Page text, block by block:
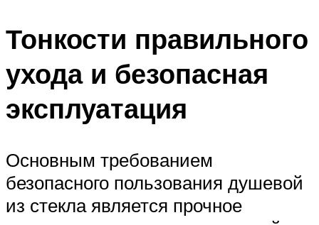
Тонкости правильного
ухода и безопасная
эксплуатация
Основным требованием
безопасного пользования душевой
из стекла является прочное